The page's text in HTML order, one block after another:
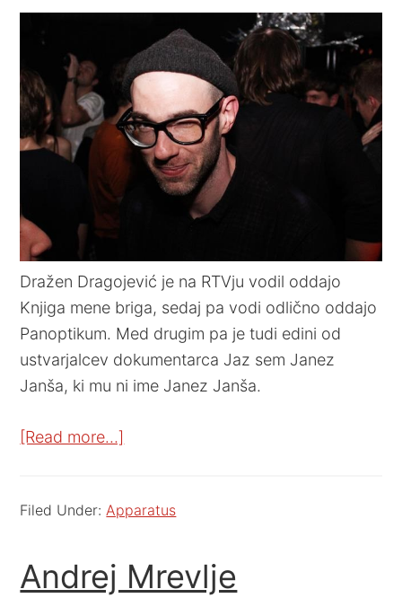
Dražen Dragojević je na RTVju vodil oddajo
Knjiga mene briga, sedaj pa vodi odlično oddajo
Panoptikum. Med drugim pa je tudi edini od
ustvarjalcev dokumentarca Jaz sem Janez
Janša, ki mu ni ime Janez Janša.
[Read more…]
Filed Under:Apparatus
Andrej Mrevlje